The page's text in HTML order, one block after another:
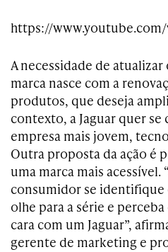
https://www.youtube.com/
A necessidade de
marca nasce com a
produtos, que deseja
contexto, a Jaguar quer
empresa mais jovem,
Outra proposta da ação é
uma marca mais acessível.
consumidor se identifique
olhe para a série e
cara com um Jaguar”,
gerente de marketing e